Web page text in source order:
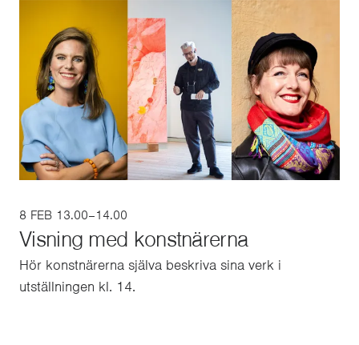
8 FEB 13.00–14.00
Visning med konstnärerna
Hör konstnärerna själva beskriva sina verk i
utställningen kl. 14.